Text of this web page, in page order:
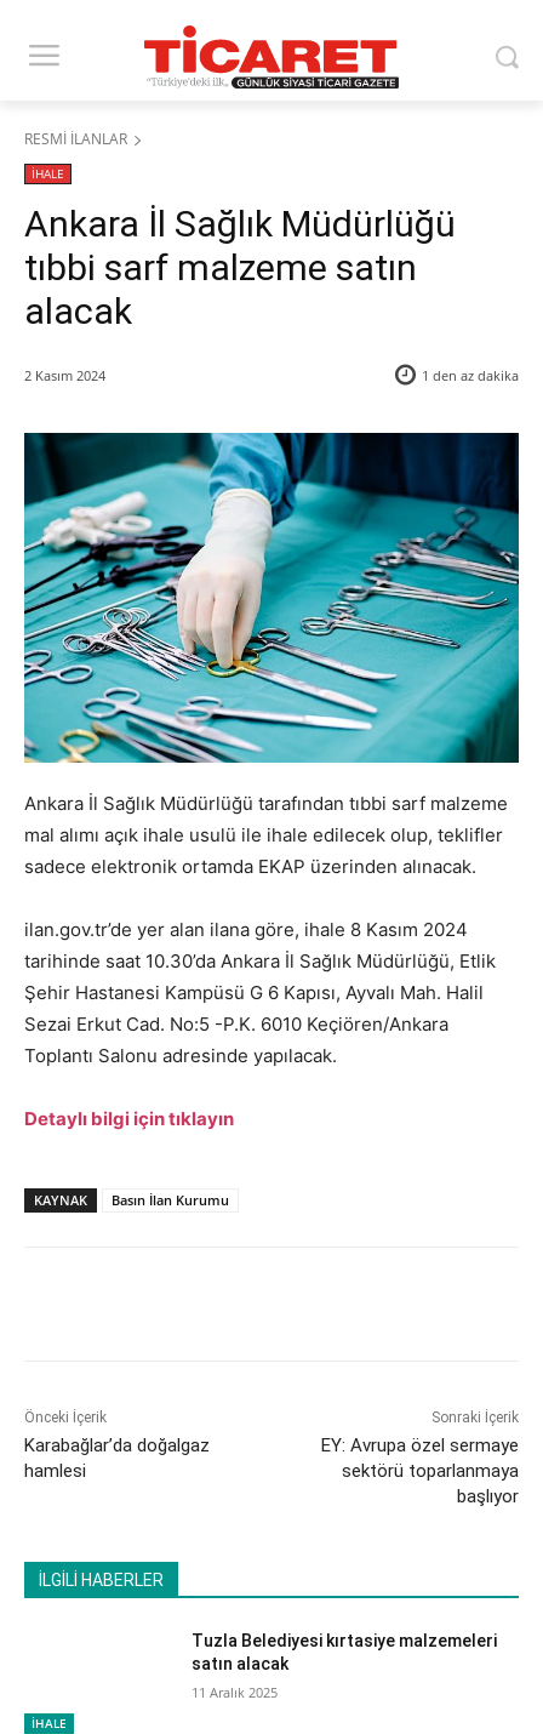
RESMİ İLANLAR
İHALE
Ankara İl Sağlık Müdürlüğü
tıbbi sarf malzeme satın
alacak
2 Kasım 2024 1 den az dakika
Ankara İl Sağlık Müdürlüğü tarafından tıbbi sarf malzeme
mal alımı açık ihale usulü ile ihale edilecek olup, teklifler
sadece elektronik ortamda EKAP üzerinden alınacak.
ilan.gov.tr’de yer alan ilana göre, ihale 8 Kasım 2024
tarihinde saat 10.30’da Ankara İl Sağlık Müdürlüğü, Etlik
Şehir Hastanesi Kampüsü G 6 Kapısı, Ayvalı Mah. Halil
Sezai Erkut Cad. No:5 -P.K. 6010 Keçiören/Ankara
Toplantı Salonu adresinde yapılacak.
Detaylı bilgi için tıklayın
KAYNAK Basın İlan Kurumu
Önceki İçerik
Karabağlar’da doğalgaz
hamlesi
Sonraki İçerik
EY: Avrupa özel sermaye
sektörü toparlanmaya
başlıyor
İLGİLİ HABERLER
İHALE
Tuzla Belediyesi kırtasiye malzemeleri
satın alacak
11 Aralık 2025